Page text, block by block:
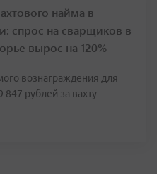
найма в
спрос на сварщиков в
вырос на 120%
вознаграждения для
847 рублей за вахту